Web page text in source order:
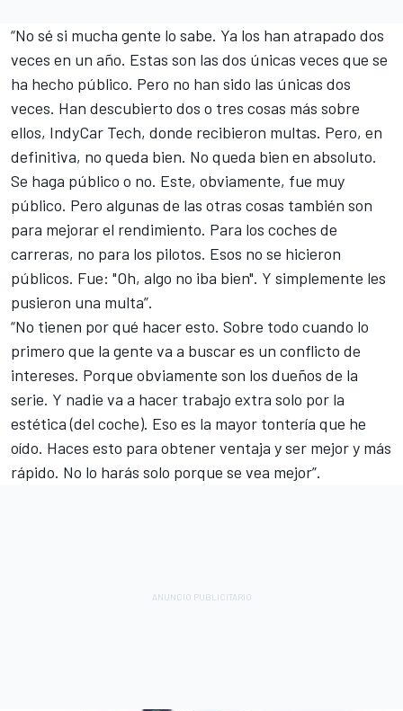
“No sé si mucha gente lo sabe. Ya los han atrapado dos
veces en un año. Estas son las dos únicas veces que se
ha hecho público. Pero no han sido las únicas dos
veces. Han descubierto dos o tres cosas más sobre
ellos, IndyCar Tech, donde recibieron multas. Pero, en
definitiva, no queda bien. No queda bien en absoluto.
Se haga público o no. Este, obviamente, fue muy
público. Pero algunas de las otras cosas también son
para mejorar el rendimiento. Para los coches de
carreras, no para los pilotos. Esos no se hicieron
públicos. Fue: "Oh, algo no iba bien". Y simplemente les
pusieron una multa”.
“No tienen por qué hacer esto. Sobre todo cuando lo
primero que la gente va a buscar es un conflicto de
intereses. Porque obviamente son los dueños de la
serie. Y nadie va a hacer trabajo extra solo por la
estética (del coche). Eso es la mayor tontería que he
oído. Haces esto para obtener ventaja y ser mejor y más
rápido. No lo harás solo porque se vea mejor”.